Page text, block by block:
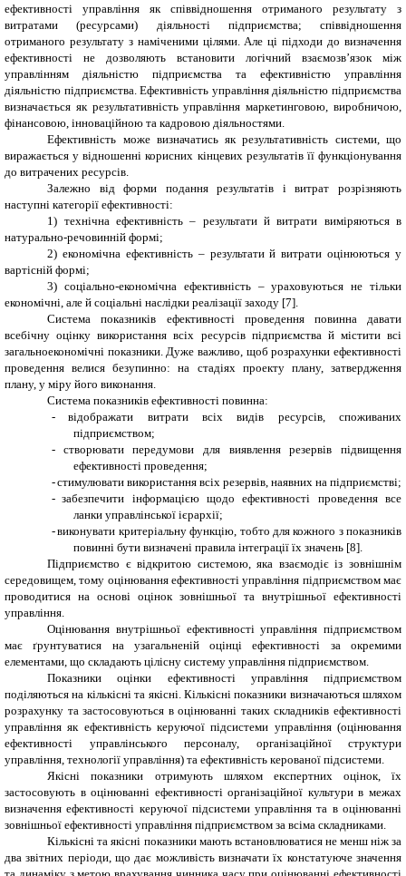
ефективності управління як співвідношення отриманого результату з
витратами (ресурсами) діяльності підприємства; співвідношення
отриманого результату з наміченими цілями. Але ці підходи до визначення
ефективності не дозволяють встановити логічний взаємозв’язок між
управлінням діяльністю підприємства та ефективністю управління
діяльністю підприємства. Ефективність управління діяльністю підприємства
визначається як результативність управління маркетинговою, виробничою,
фінансовою, інноваційною та кадровою діяльностями.
Ефективність може визначатись як результативність системи, що
виражається у відношенні корисних кінцевих результатів її функціонування
до витрачених ресурсів.
Залежно від форми подання результатів і витрат розрізняють
наступні категорії ефективності:
1) технічна ефективність – результати й витрати виміряються в
натурально-речовинній формі;
2) економічна ефективність – результати й витрати оцінюються у
вартісній формі;
3) соціально-економічна ефективність – ураховуються не тільки
економічні, але й соціальні наслідки реалізації заходу [7].
Система показників ефективності проведення повинна давати
всебічну оцінку використання всіх ресурсів підприємства й містити всі
загальноекономічні показники. Дуже важливо, щоб розрахунки ефективності
проведення велися безупинно: на стадіях проекту плану, затвердження
плану, у міру його виконання.
Система показників ефективності повинна:
-
відображати витрати всіх видів ресурсів, споживаних
підприємством;
- створювати передумови для виявлення резервів підвищення
ефективності проведення;
-стимулювати використання всіх резервів, наявних на підприємстві;
- забезпечити інформацією щодо ефективності проведення все
ланки управлінської ієрархії;
-виконувати критеріальну функцію, тобто для кожного з показників
повинні бути визначені правила інтеграції їх значень [8].
Підприємство є відкритою системою, яка взаємодіє із зовнішнім
середовищем, тому оцінювання ефективності управління підприємством має
проводитися на основі оцінок зовнішньої та внутрішньої ефективності
управління.
Оцінювання внутрішньої ефективності управління підприємством
має ґрунтуватися на узагальненій оцінці ефективності за окремими
елементами, що складають цілісну систему управління підприємством.
Показники оцінки ефективності управління підприємством
поділяються на кількісні та якісні. Кількісні показники визначаються шляхом
розрахунку та застосовуються в оцінюванні таких складників ефективності
управління як ефективність керуючої підсистеми управління (оцінювання
ефективності управлінського персоналу, організаційної структури
управління, технології управління) та ефективність керованої підсистеми.
Якісні показники отримують шляхом експертних оцінок, їх
застосовують в оцінюванні ефективності організаційної культури в межах
визначення ефективності керуючої підсистеми управління та в оцінюванні
зовнішньої ефективності управління підприємством за всіма складниками.
Кількісні та якісні показники мають встановлюватися не менш ніж за
два звітних періоди, що дає можливість визначати їх констатуюче значення